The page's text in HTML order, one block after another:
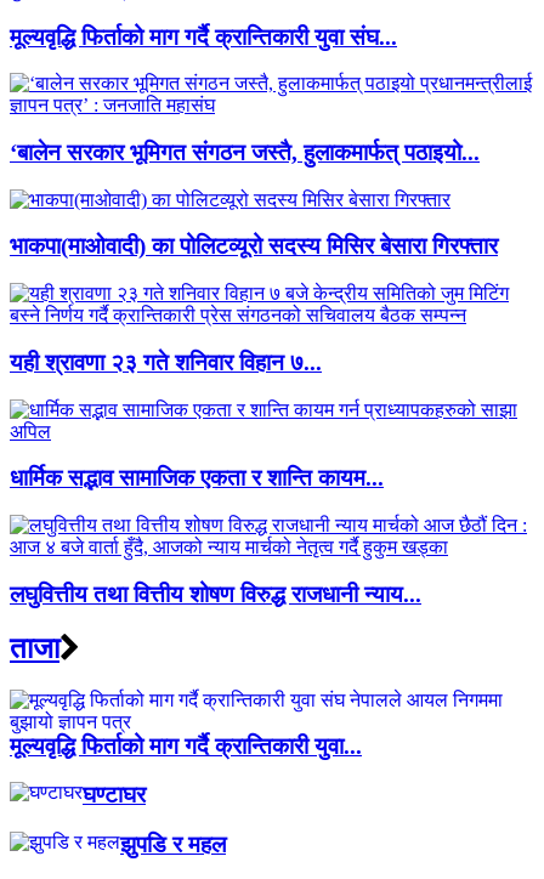
मूल्यवृद्धि फिर्ताको माग गर्दै क्रान्तिकारी युवा संघ...
‘बालेन सरकार भूमिगत संगठन जस्तै, हुलाकमार्फत् पठाइयो...
भाकपा(माओवादी) का पोलिटव्यूरो सदस्य मिसिर बेसारा गिरफ्तार
यही श्रावणा २३ गते शनिवार विहान ७...
धार्मिक सद्भाव सामाजिक एकता र शान्ति कायम...
लघुवित्तीय तथा वित्तीय शोषण विरुद्ध राजधानी न्याय...
ताजा
मूल्यवृद्धि फिर्ताको माग गर्दै क्रान्तिकारी युवा...
घण्टाघर
झुपडि र महल